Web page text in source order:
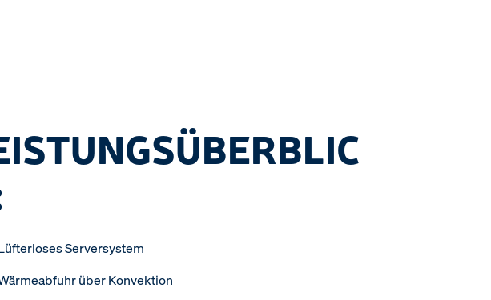
Serversystem
über Konvektion